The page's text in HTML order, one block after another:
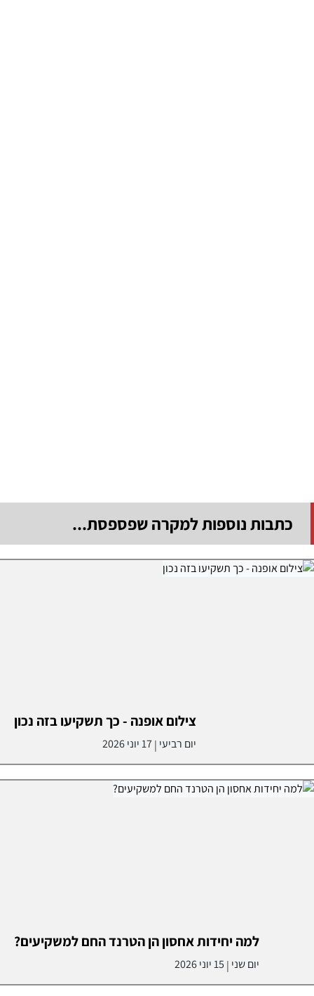
כתבות נוספות למקרה שפספסת...
צילום אופנה - כך תשקיעו בזה נכון
יום רביעי |17 יוני 2026
למה יחידות אחסון הן הטרנד החם למשקיעים?
יום שני | 15 יוני 2026